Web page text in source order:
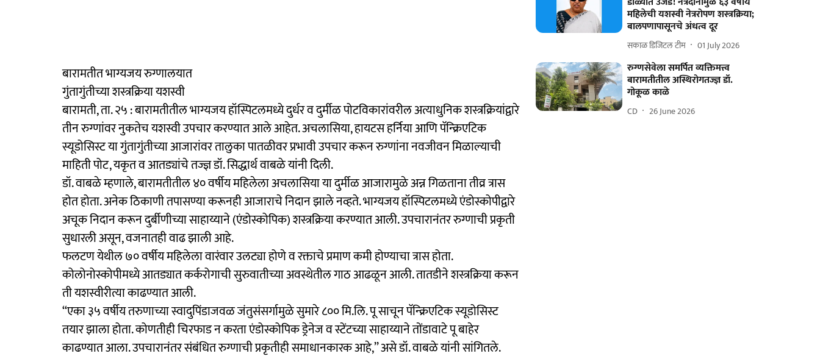
बारामतीत भाग्यजय रुग्णालयात
गुंतागुंतीच्या शस्त्रक्रिया यशस्वी
बारामती, ता. २५ : बारामतीतील भाग्यजय हॉस्पिटलमध्ये दुर्धर व दुर्मीळ पोटविकारांवरील अत्याधुनिक शस्त्रक्रियांद्वारे
तीन रुग्णांवर नुकतेच यशस्वी उपचार करण्यात आले आहेत. अचलासिया, हायटस हर्निया आणि पॅन्क्रिएटिक
स्यूडोसिस्ट या गुंतागुंतीच्या आजारांवर तालुका पातळीवर प्रभावी उपचार करून रुग्णांना नवजीवन मिळाल्याची
माहिती पोट, यकृत व आतड्यांचे तज्ज्ञ डॉ. सिद्धार्थ वाबळे यांनी दिली.
डॉ. वाबळे म्हणाले, बारामतीतील ४० वर्षीय महिलेला अचलासिया या दुर्मीळ आजारामुळे अन्न गिळताना तीव्र त्रास
होत होता. अनेक ठिकाणी तपासण्या करूनही आजाराचे निदान झाले नव्हते. भाग्यजय हॉस्पिटलमध्ये एंडोस्कोपीद्वारे
अचूक निदान करून दुर्बीणीच्या साहाय्याने (एंडोस्कोपिक) शस्त्रक्रिया करण्यात आली. उपचारानंतर रुग्णाची प्रकृती
सुधारली असून, वजनातही वाढ झाली आहे.
फलटण येथील ७० वर्षीय महिलेला वारंवार उलट्या होणे व रक्ताचे प्रमाण कमी होण्याचा त्रास होता.
कोलोनोस्कोपीमध्ये आतड्यात कर्करोगाची सुरुवातीच्या अवस्थेतील गाठ आढळून आली. तातडीने शस्त्रक्रिया करून
ती यशस्वीरीत्या काढण्यात आली.
‘‘एका ३५ वर्षीय तरुणाच्या स्वादुपिंडाजवळ जंतुसंसर्गामुळे सुमारे ८०० मि.लि. पू साचून पॅन्क्रिएटिक स्यूडोसिस्ट
तयार झाला होता. कोणतीही चिरफाड न करता एंडोस्कोपिक ड्रेनेज व स्टेंटच्या साहाय्याने तोंडावाटे पू बाहेर
काढण्यात आला. उपचारानंतर संबंधित रुग्णाची प्रकृतीही समाधानकारक आहे,’’ असे डॉ. वाबळे यांनी सांगितले.
महिलेची यशस्वी नेत्ररोपण शस्त्रक्रिया;
बालपणापासूनचे अंधत्व दूर
सकाळ डिजिटल टीम 01 July 2026
रुग्णसेवेला समर्पित व्यक्तिमत्त्व
बारामतीतील अस्थिरोगतज्ज्ञ डॉ.
गोकूळ काळे
CD 26 June 2026